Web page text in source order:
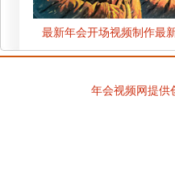
最新年会开场视频制作最
年会视频网提供